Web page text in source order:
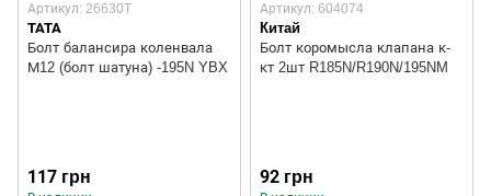
Артикул: 26630T
TATA
Болт балансира коленвала
М12 (болт шатуна) -195N YBX
117 грн
Артикул: 604074
Китай
Болт коромысла клапана к-
кт 2шт R185N/R190N/195NM
92 грн